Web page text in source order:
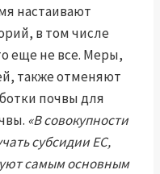
настаивают
в том числе
еще не все. Меры,
также отменяют
почвы для
«В совокупности
субсидии ЕС,
самым основным